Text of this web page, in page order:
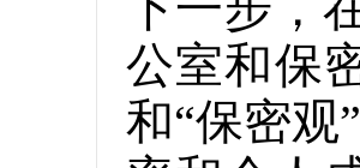
公室和保
和“保密观